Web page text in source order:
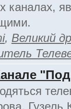
каналах,
, Великий